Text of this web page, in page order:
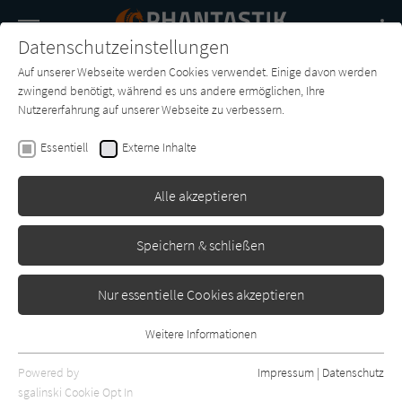
SUCHE
Buch-
Entdecker
Forum Charts
Silvia Moreno-Garcia
Die Tochter des Doktor Moreau
Erschienen: Mai 2023 1
Datenschutzeinstellungen
Auf unserer Webseite werden Cookies verwendet. Einige davon werden
zwingend benötigt, während es uns andere ermöglichen, Ihre
Nutzererfahrung auf unserer Webseite zu verbessern.
Essentiell Externe Inhalte
Alle akzeptieren
Speichern & schließen
Nur essentielle Cookies akzeptieren
Essentielle Cookies werden für grundlegende Funktionen der
Webseite benötigt. Dadurch ist gewährleistet, dass die Webseite
Weitere Informationen
Powered by
sgalinski Cookie Opt In
Impressum | Datenschutz